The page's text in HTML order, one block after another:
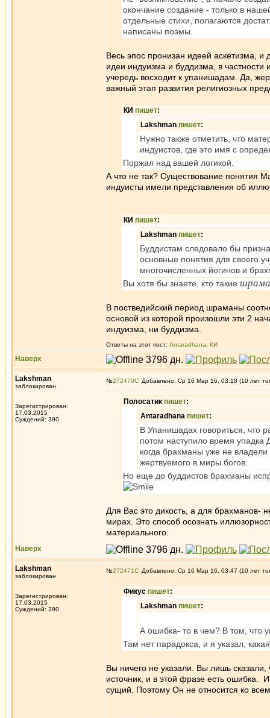
окончание создание - только в
отдельные стихи, полагаются
написаны поэмы.
Весь эпос пронизан идеей аскетизма,
идеи индуизма и буддизма, в
учередь восходит к упанишадам. Да,
важный этап развития религиозных
КИ пишет:
Lakshman пишет:
Нужно также отметить, что
индуистов, где это имя с
Поржал над вашей логикой.
А что не так? Существование понятия
индуисты имели представления об
КИ пишет:
Lakshman пишет:
Буддистам следовало бы
основные понятия для своего
многочисленных йогинов и
Вы хотя бы знаете, кто такие
В постведийский период шраманы
основой из которой произошли эти 2
индуизма, ни буддизма.
Ответы на этот пост: Antaradhana КИ
Наверх
Lakshman
заблокирован
Зарегистрирован:
17.03.2015
Суждений: 390
№272470 Добавлено: Ср 16 Мар 16, 03:18 (10 лет
Полосатик пишет:
Antaradhana пишет:
В Упанишадах говориться,
потом наступило время
когда брахманы уже не
жертвуемого в миры богов.
Но еще до буддистов брахманы
Для Вас это дикость, а для брахманов-
мирах. Это способ осознать
материального.
Наверх
Lakshman
заблокирован
Зарегистрирован:
17.03.2015
Суждений: 390
№272471 Добавлено: Ср 16 Мар 16, 03:47 (10 лет
Фикус пишет:
Lakshman пишет:
А ошибка- то в чем? В том, что
Там нет парадокса, и я указал,
Вы ничего не указали. Вы лишь сказали,
источник, и в этой фразе есть ошибка.
сущий. Поэтому Он не относится ко